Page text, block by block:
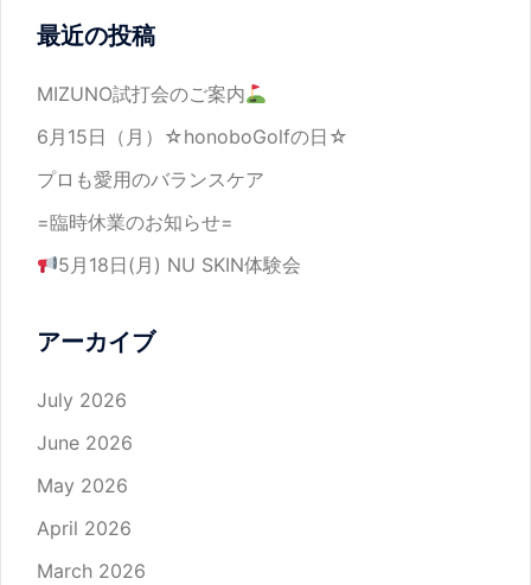
最近の投稿
MIZUNO試打会のご案内
6月15日（月）☆honoboGolfの日☆
プロも愛用のバランスケア
=臨時休業のお知らせ=
5月18日(月) NU SKIN体験会
アーカイブ
July 2026
June 2026
May 2026
April 2026
March 2026